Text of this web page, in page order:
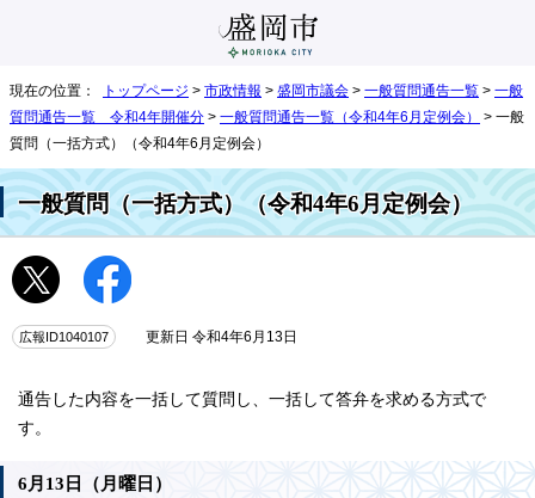
現在の位置： トップページ > 市政情報 > 盛岡市議会 > 一般質問通告一覧 > 一般
質問通告一覧 令和4年開催分 > 一般質問通告一覧（令和4年6月定例会）
> 一般
質問（一括方式）（令和4年6月定例会）
一般質問（一括方式）（令和4年6月定例会）
広報ID1040107 更新日 令和4年6月13日
通告した内容を一括して質問し、一括して答弁を求める方式で
す。
6月13日（月曜日）